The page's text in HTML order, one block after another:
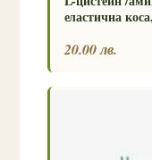
еластична
20.00 лв.